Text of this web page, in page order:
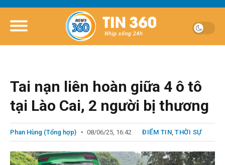
Tai nạn liên hoàn giữa 4 ô tô
tại Lào Cai, 2 người bị thương
Phan Hùng (Tổng hợp) 08/06/25, 16:42 ĐIỂM TIN, THỜI SỰ